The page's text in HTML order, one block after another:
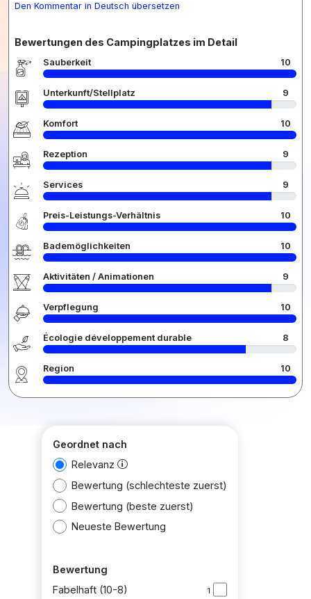
Den Kommentar in Deutsch übersetzen
Bewertungen des Campingplatzes im Detail
Sauberkeit 10
Unterkunft/Stellplatz 9
Komfort 10
Rezeption 9
Services 9
Preis-Leistungs-Verhältnis 10
Bademöglichkeiten 10
Aktivitäten / Animationen 9
Verpflegung 10
Écologie développement durable 8
Region 10
Geordnet nach
Relevanz
Bewertung (schlechteste zuerst)
Bewertung (beste zuerst)
Neueste Bewertung
Bewertung
Fabelhaft (10-8)
1